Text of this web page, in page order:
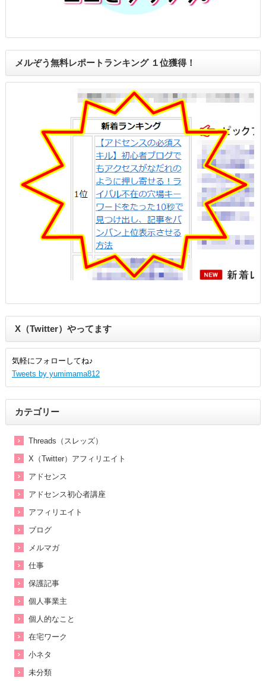
メルぞう無料レポートランキング １位獲得！
X（Twitter）やってます
気軽にフォローしてね♪
Tweets by yumimama812
カテゴリー
Threads（スレッズ）
X（Twitter）アフィリエイト
アドセンス
アドセンス初心者講座
アフィリエイト
ブログ
メルマガ
仕事
保護記事
個人事業主
個人的なこと
在宅ワーク
小ネタ
未分類